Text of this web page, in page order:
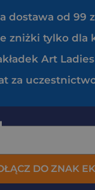
dostawa od 99
zniżki tylko dla
Art Ladies
za
DO ZNAK